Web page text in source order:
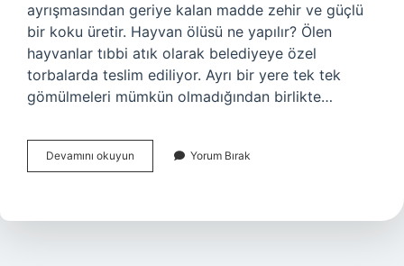
ayrışmasından geriye kalan madde zehir ve güçlü
bir koku üretir. Hayvan ölüsü ne yapılır? Ölen
hayvanlar tıbbi atık olarak belediyeye özel
torbalarda teslim ediliyor. Ayrı bir yere tek tek
gömülmeleri mümkün olmadığından birlikte…
Devamını okuyun
Ölüsüne
Yorum Bırak